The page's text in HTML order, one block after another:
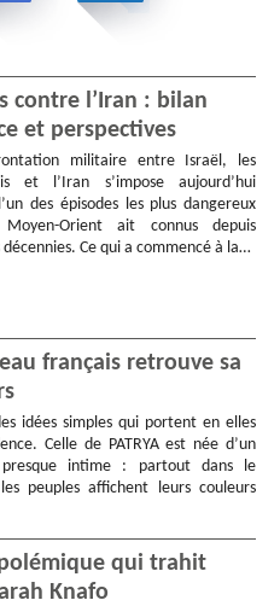
contre l’Iran : bilan
et perspectives
militaire entre Israël, les
et l’Iran s’impose aujourd’hui
des épisodes les plus dangereux
Orient ait connus depuis
décennies. Ce qui a commencé à la…
français retrouve sa
idées simples qui portent en elles
Celle de PATRYA est née d’un
intime : partout dans le
peuples affichent leurs couleurs
polémique qui trahit
Knafo